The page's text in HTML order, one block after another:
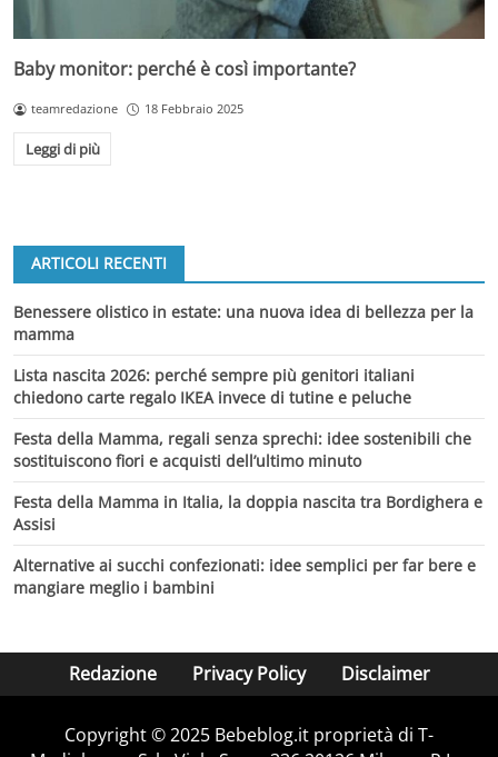
Baby monitor: perché è così importante?
teamredazione 18 Febbraio 2025
Leggi di più
ARTICOLI RECENTI
Benessere olistico in estate: una nuova idea di bellezza per la
mamma
Lista nascita 2026: perché sempre più genitori italiani
chiedono carte regalo IKEA invece di tutine e peluche
Festa della Mamma, regali senza sprechi: idee sostenibili che
sostituiscono fiori e acquisti dell’ultimo minuto
Festa della Mamma in Italia, la doppia nascita tra Bordighera e
Assisi
Alternative ai succhi confezionati: idee semplici per far bere e
mangiare meglio i bambini
Redazione Privacy Policy Disclaimer
Copyright © 2025 Bebeblog.it proprietà di T-